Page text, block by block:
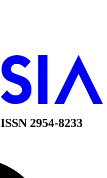
ISSN 2954-8233